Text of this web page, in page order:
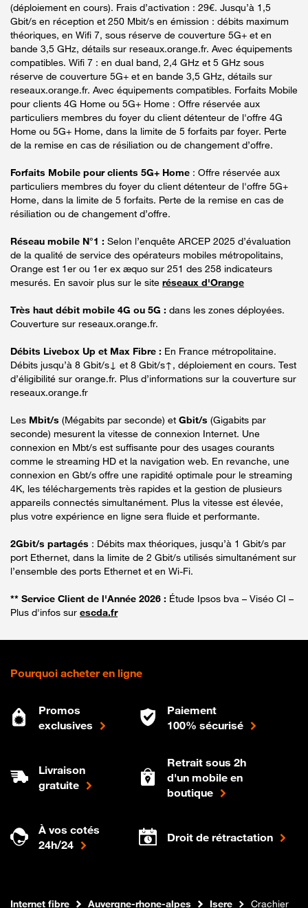
(déploiement en cours). Frais d’activation : 29€. Jusqu’à 1,5
Gbit/s en réception et 250 Mbit/s en émission : débits maximum
théoriques, en Wifi 7, sous réserve de couverture 5G+ et en
bande 3,5 GHz, détails sur reseaux.orange.fr. Avec équipements
compatibles. Wifi 7 : en dual band, 2,4 GHz et 5 GHz sous
réserve de couverture 5G+ et en bande 3,5 GHz, détails sur
reseaux.orange.fr. Avec équipements compatibles. Forfaits Mobile
pour clients 4G Home ou 5G+ Home : Offre réservée aux
particuliers membres du foyer du client détenteur de l'offre 4G
Home ou 5G+ Home, dans la limite de 5 forfaits par foyer. Perte
de la remise en cas de résiliation ou de changement d’offre.
Forfaits Mobile pour clients 5G+ Home : Offre réservée aux
particuliers membres du foyer du client détenteur de l'offre 5G+
Home, dans la limite de 5 forfaits. Perte de la remise en cas de
résiliation ou de changement d’offre.
Réseau mobile N°1 : Selon l’enquête ARCEP 2025 d’évaluation
de la qualité de service des opérateurs mobiles métropolitains,
Orange est 1er ou 1er ex æquo sur 251 des 258 indicateurs
mesurés. En savoir plus sur le site réseaux d'Orange
Très haut débit mobile 4G ou 5G : dans les zones déployées.
Couverture sur reseaux.orange.fr.
Débits Livebox Up et Max Fibre : En France métropolitaine.
Débits jusqu’à 8 Gbit/s↓ et 8 Gbit/s↑, déploiement en cours. Test
d’éligibilité sur orange.fr. Plus d’informations sur la couverture sur
reseaux.orange.fr
Les Mbit/s (Mégabits par seconde) et Gbit/s (Gigabits par
seconde) mesurent la vitesse de connexion Internet. Une
connexion en Mbt/s est suffisante pour des usages courants
comme le streaming HD et la navigation web. En revanche, une
connexion en Gbt/s offre une rapidité optimale pour le streaming
4K, les téléchargements très rapides et la gestion de plusieurs
appareils connectés simultanément. Plus la vitesse est élevée,
plus votre expérience en ligne sera fluide et performante.
2Gbit/s partagés : Débits max théoriques, jusqu’à 1 Gbit/s par
port Ethernet, dans la limite de 2 Gbit/s utilisés simultanément sur
l’ensemble des ports Ethernet et en Wi-Fi.
** Service Client de l'Année 2026 : Étude Ipsos bva – Viséo CI –
Plus d'infos sur escda.fr
Pourquoi acheter en ligne
Promos
exclusives
Paiement
100% sécurisé
Livraison
gratuite
Retrait sous 2h
d'un mobile en
boutique
À vos cotés
24h/24
Droit de rétractation
Boutique Orange
Internet fibre Auvergne-rhone-alpes Isere Crachier